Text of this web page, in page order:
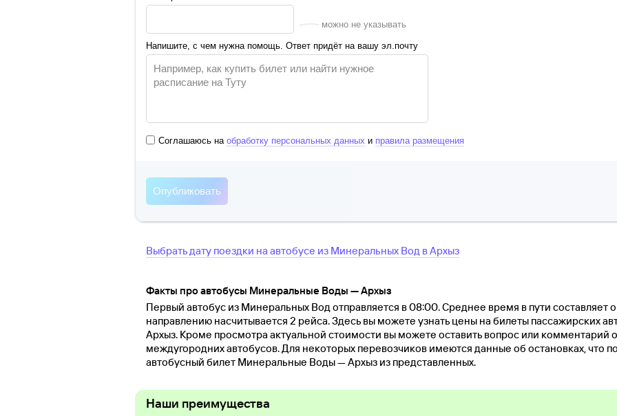
можно не указывать
Напишите, с чем нужна помощь. Ответ придёт на вашу эл.почту
Соглашаюсь на обработку персональных данных и правила размещения
Выбрать дату поездки на автобусе из Минеральных Вод вАрхыз
Факты про автобусы Минеральные Воды — Архыз
Первый автобус из Минеральных Вод отправляется в 08:00. Среднее время в пути составляет
направлению насчитывается 2 рейса. Здесь вы можете узнать цены на билеты пассажирских
Архыз. Кроме просмотра актуальной стоимости вы можете оставить вопрос или
междугородних автобусов. Для некоторых перевозчиков имеются данные об остановках, что
автобусный билет Минеральные Воды — Архыз из представленных.
Наши преимущества